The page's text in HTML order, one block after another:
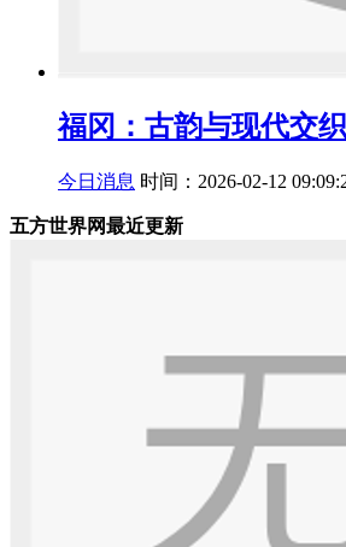
福冈：古韵与现代交
今日消息 时间：2026-02-12
五方世界网最近更新